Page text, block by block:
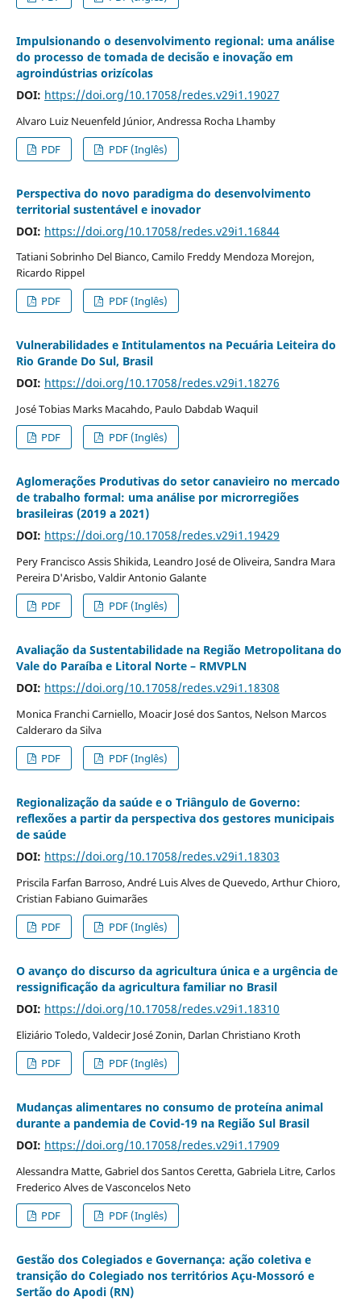
Impulsionando o desenvolvimento regional: uma análise
do processo de tomada de decisão e inovação em
agroindústrias orizícolas
DOI: https://doi.org/10.17058/redes.v29i1.19027
Alvaro Luiz Neuenfeld Júnior, Andressa Rocha Lhamby
PDF
PDF (Inglês)
Perspectiva do novo paradigma do desenvolvimento
territorial sustentável e inovador
DOI: https://doi.org/10.17058/redes.v29i1.16844
Tatiani Sobrinho Del Bianco, Camilo Freddy Mendoza Morejon,
Ricardo Rippel
PDF
PDF (Inglês)
Vulnerabilidades e Intitulamentos na Pecuária Leiteira do
Rio Grande Do Sul, Brasil
DOI: https://doi.org/10.17058/redes.v29i1.18276
José Tobias Marks Macahdo, Paulo Dabdab Waquil
PDF
PDF (Inglês)
Aglomerações Produtivas do setor canavieiro no mercado
de trabalho formal: uma análise por microrregiões
brasileiras (2019 a 2021)
DOI: https://doi.org/10.17058/redes.v29i1.19429
Pery Francisco Assis Shikida, Leandro José de Oliveira, Sandra Mara
Pereira D'Arisbo, Valdir Antonio Galante
PDF
PDF (Inglês)
Avaliação da Sustentabilidade na Região Metropolitana do
Vale do Paraíba e Litoral Norte – RMVPLN
DOI: https://doi.org/10.17058/redes.v29i1.18308
Monica Franchi Carniello, Moacir José dos Santos, Nelson Marcos
Calderaro da Silva
PDF
PDF (Inglês)
Regionalização da saúde e o Triângulo de Governo:
reflexões a partir da perspectiva dos gestores municipais
de saúde
DOI: https://doi.org/10.17058/redes.v29i1.18303
Priscila Farfan Barroso, André Luis Alves de Quevedo, Arthur Chioro,
Cristian Fabiano Guimarães
PDF
PDF (Inglês)
O avanço do discurso da agricultura única e a urgência de
ressignificação da agricultura familiar no Brasil
DOI: https://doi.org/10.17058/redes.v29i1.18310
Eliziário Toledo, Valdecir José Zonin, Darlan Christiano Kroth
PDF
PDF (Inglês)
Mudanças alimentares no consumo de proteína animal
durante a pandemia de Covid-19 na Região Sul Brasil
DOI: https://doi.org/10.17058/redes.v29i1.17909
Alessandra Matte, Gabriel dos Santos Ceretta, Gabriela Litre, Carlos
Frederico Alves de Vasconcelos Neto
PDF
PDF (Inglês)
Gestão dos Colegiados e Governança: ação coletiva e
transição do Colegiado nos territórios Açu-Mossoró e
Sertão do Apodi (RN)